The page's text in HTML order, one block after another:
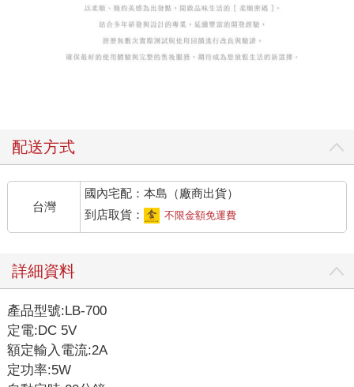
配送方式
台灣
國內宅配：本島（廠商出貨）
到店取貨：
不限金額免運費
詳細資料
產品型號:LB-700
定電:DC 5V
額定輸入電流:2A
定功率:5W